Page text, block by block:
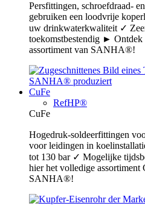
Persfittingen, schroefdraad-
gebruiken een loodvrije
uw drinkwaterkwaliteit ✓
toekomstbestendig ►
assortiment van SANHA®!
CuFe
RefHP®
CuFe
Hogedruk-soldeerfittingen
voor leidingen in
tot 130 bar ✓ Mogelijke
hier het volledige assortiment
SANHA®!